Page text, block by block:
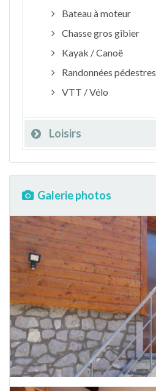
Bateau à moteur
Chasse gros gibier
Kayak / Canoë
Randonnées pédestres
VTT / Vélo
Loisirs
Galerie photos